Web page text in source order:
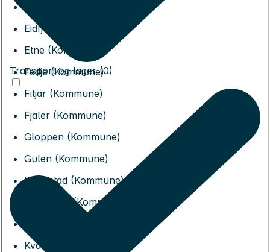
Eidfjord (Kommune)
Etne (Kommune)
Fedje (Kommune)
Fitjar (Kommune)
Fjaler (Kommune)
Gloppen (Kommune)
Gulen (Kommune)
Hyllestad (Kommune)
Høyanger (Kommune)
Kvam (Kommune)
Transport og lager (0)